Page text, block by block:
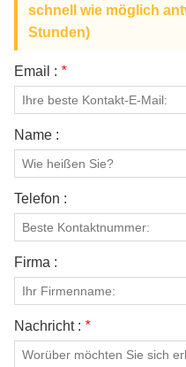
schnell wie möglich
Stunden)
Email : *
Name :
Telefon :
Firma :
Nachricht : *